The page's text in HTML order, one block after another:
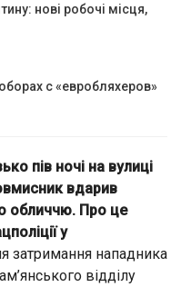
нові робочі місця,
с «евробляхеров»
пів ночі на вулиці
вдарив
обличчю. Про це
у
затримання нападника
відділу